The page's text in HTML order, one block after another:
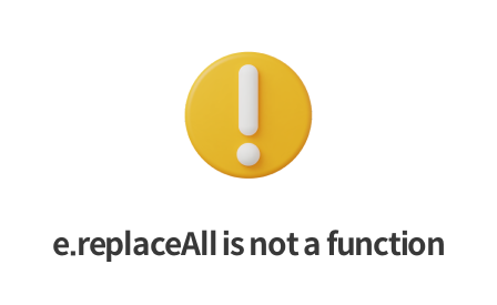
e.replaceAll is not a function